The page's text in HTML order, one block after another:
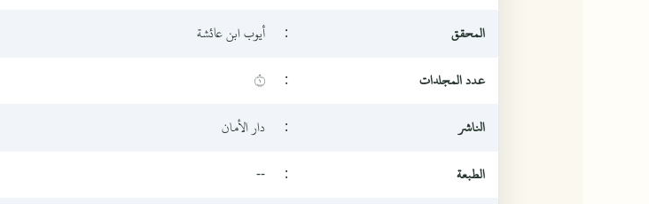
المحقق
:
أيوب ابن عائشة
عدد المجلدات
:
١
الناشر
:
دار الأمان
الطبعة
:
--